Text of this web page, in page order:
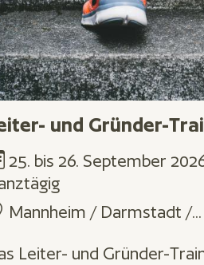
und Gründer-
25. bis 26. September
Mannheim / Darmstadt /...
Leiter- und Gründer-